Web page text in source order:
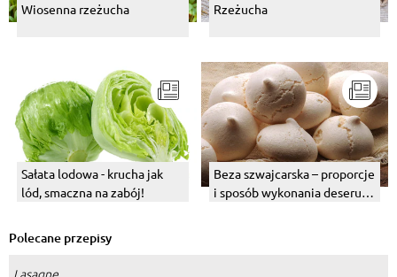
Wiosenna rzeżucha Rzeżucha
Sałata lodowa - krucha jak
lód, smaczna na zabój!
Beza szwajcarska – proporcje
i sposób wykonania deseru
Polecane przepisy